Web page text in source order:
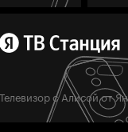
Телевизор с Алисой от